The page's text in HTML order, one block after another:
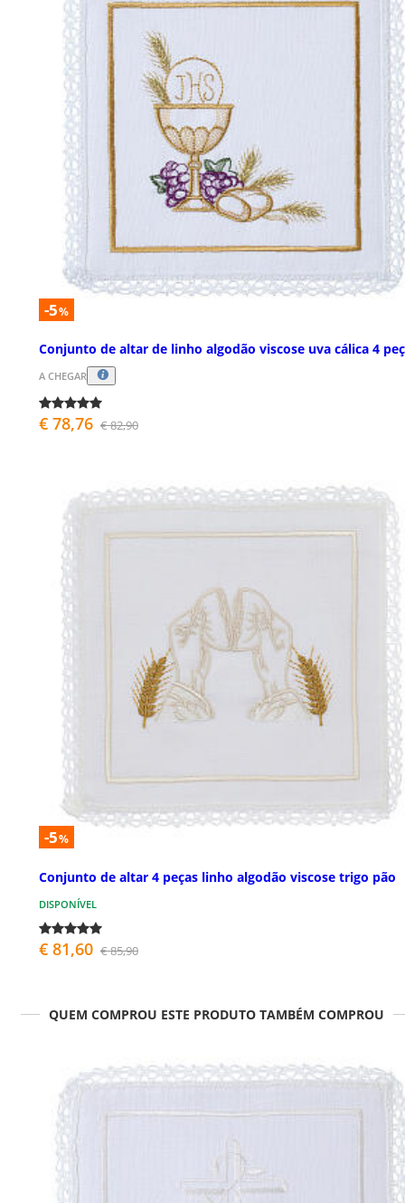
-5%
Conjunto de altar de linho algodão viscose uva cálica 4
A CHEGAR
€ 78,76 € 82,90
-5%
Conjunto de altar 4 peças linho algodão viscose trigo pão
DISPONÍVEL
€ 81,60 € 85,90
QUEM COMPROU ESTE PRODUTO TAMBÉM COMPROU